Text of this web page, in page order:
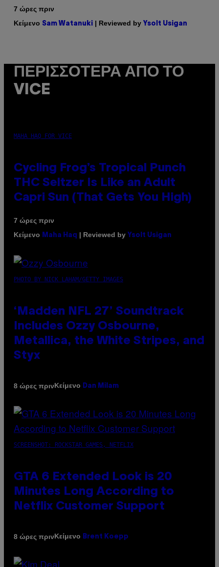
7 ώρες πριν
Κείμενο Sam Watanuki | Reviewed by Ysolt Usigan
ΠΕΡΙΣΣΌΤΕΡΑ ΑΠΌ ΤΟ
VICE
MAHA HAQ FOR VICE
Cycling Frog’s Tropical Punch
THC Seltzer Is Like an Adult
Capri Sun (That Gets You High)
7 ώρες πριν
Κείμενο
Maha Haq | Reviewed by Ysolt Usigan
PHOTO BY NICK LAHAM/GETTY IMAGES
‘Madden NFL 27’ Soundtrack
Includes Ozzy Osbourne,
Metallica, the White Stripes, and
Styx
8 ώρες πρινΚείμενο Dan Milam
SCREENSHOT: ROCKSTAR GAMES, NETFLIX
GTA 6 Extended Look is 20
Minutes Long According to
Netflix Customer Support
8 ώρες πρινΚείμενο Brent Koepp